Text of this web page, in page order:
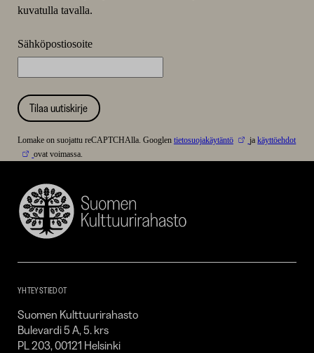
kuvatulla tavalla.
Sähköpostiosoite
Tilaa uutiskirje
Lomake on suojattu reCAPTCHAlla. Googlen tietosuojakäytäntö jakäyttöehdot
ovat voimassa.
Suomen
Kulttuurirahasto
YHTEYSTIEDOT
Suomen Kulttuurirahasto
Bulevardi 5 A, 5. krs
PL 203, 00121 Helsinki